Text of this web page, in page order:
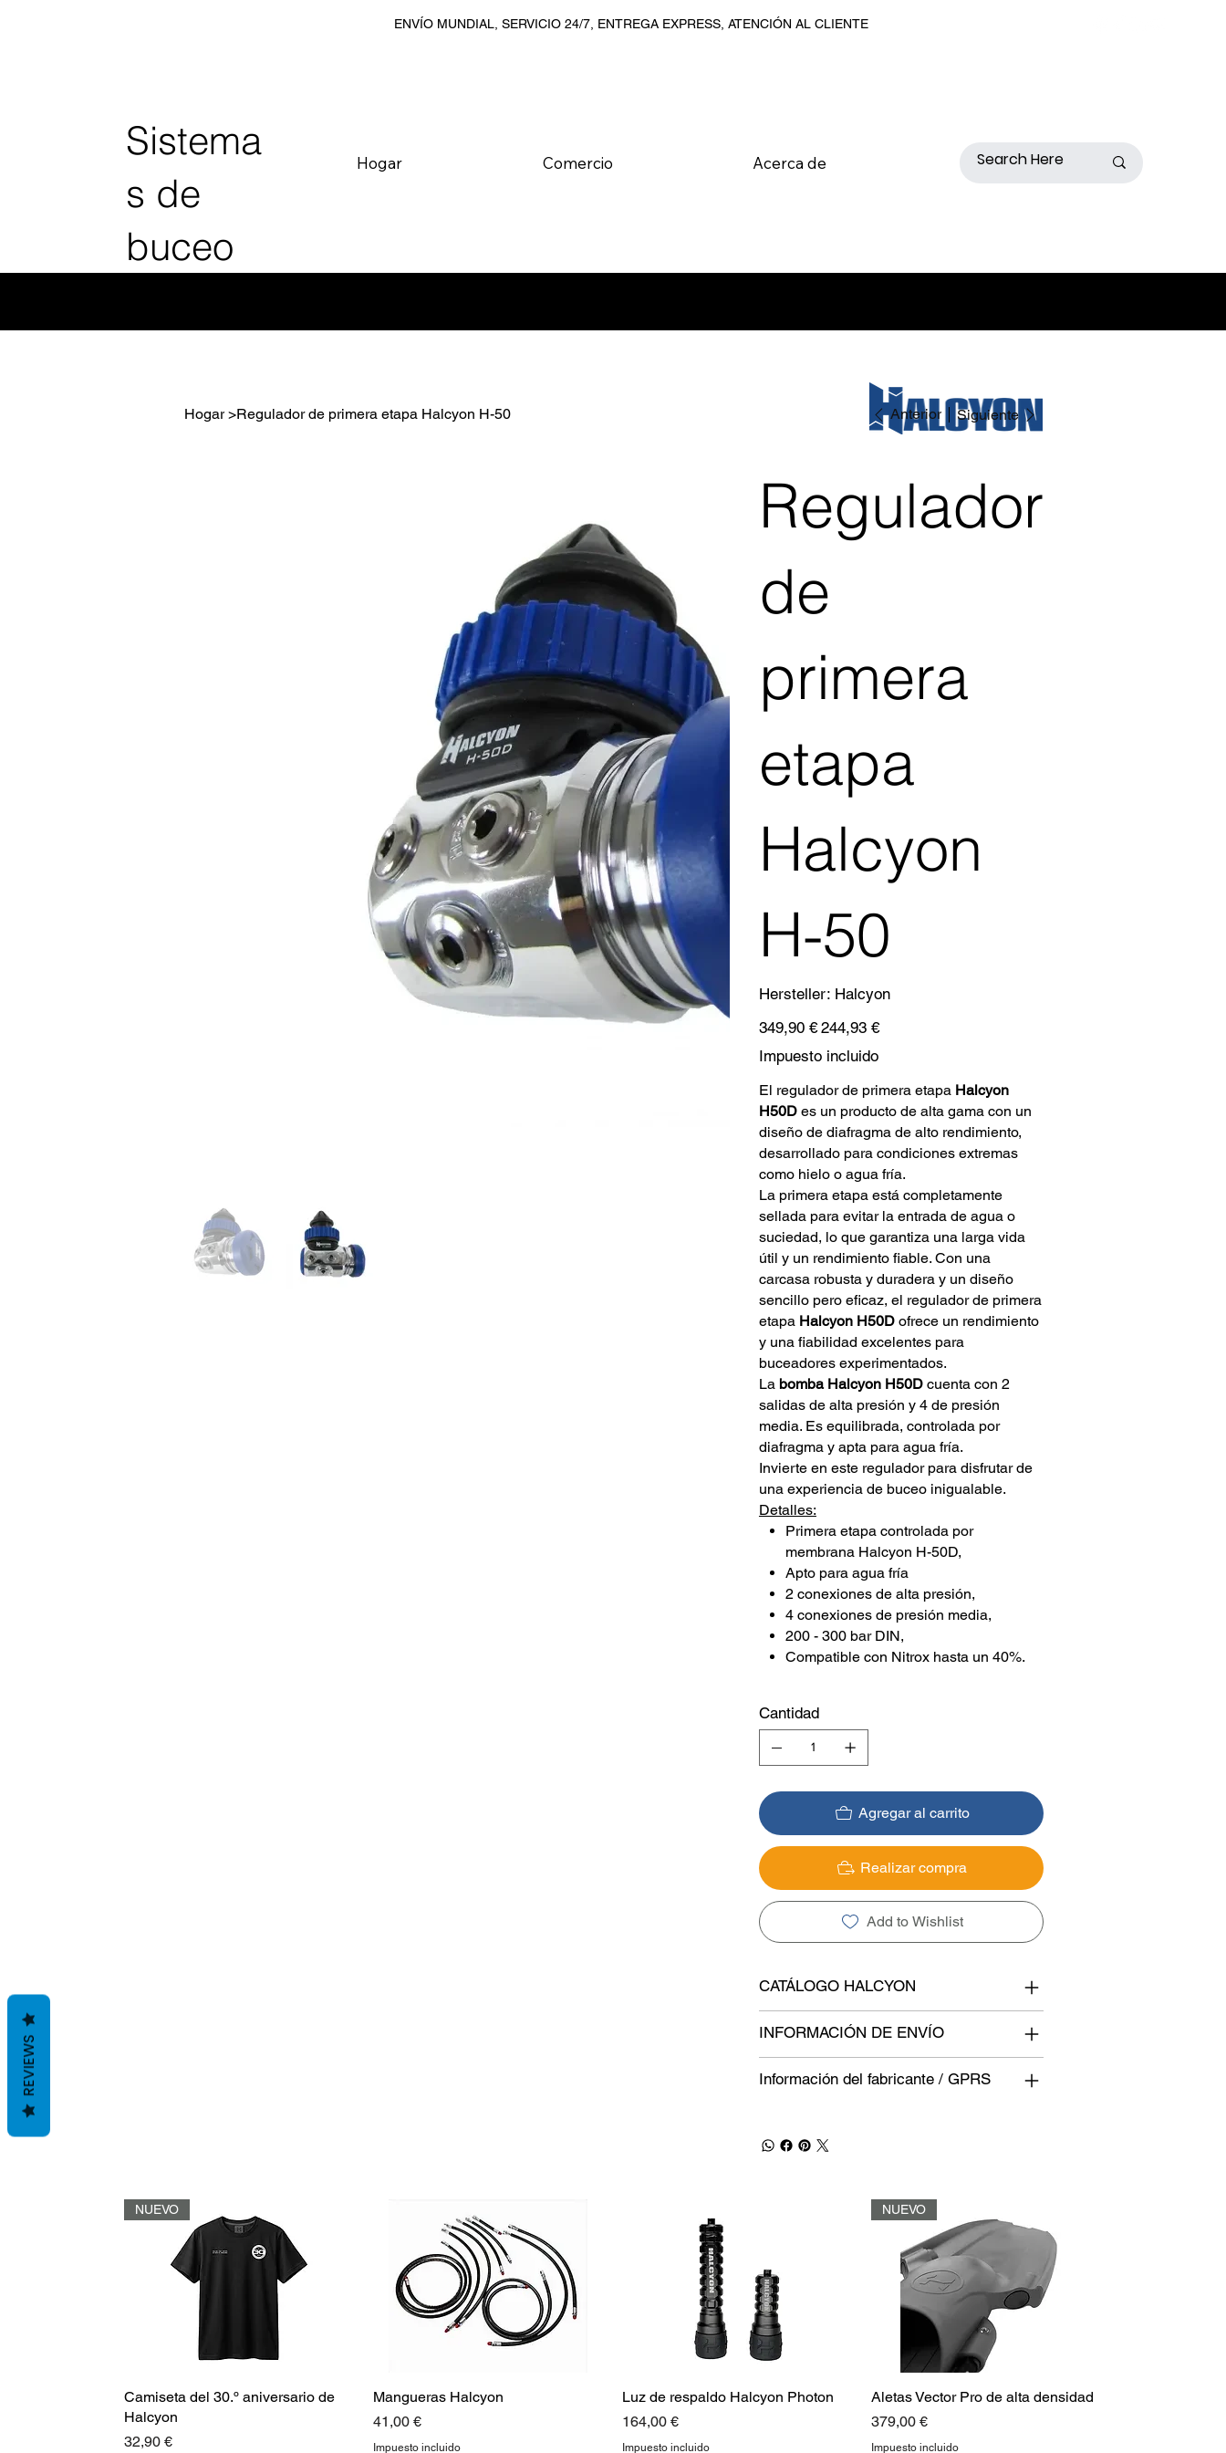
ENVÍO MUNDIAL, SERVICIO 24/7, ENTREGA EXPRESS, ATENCIÓN AL CLIENTE
Sistema
s de
buceo
Hogar Comercio Acerca de
Hogar >Regulador de primera etapa Halcyon H-50 Anterior Siguiente
Regulador
de
primera
etapa
Halcyon
H-50
Hersteller: SKU
Halcyon
Halcyon
Precio
original
349,90 € Precio
de
244,93 €
Impuesto incluido
El regulador de primera etapa Halcyon
H50Des un producto de alta gama con un
diseño de diafragma de alto rendimiento,
desarrollado para condiciones extremas
como hielo o agua fría.
La primera etapa está completamente
sellada para evitar la entrada de agua o
suciedad, lo que garantiza una larga vida
útil y un rendimiento fiable. Con una
carcasa robusta y duradera y un diseño
sencillo pero eficaz, el regulador de primera
etapa Halcyon H50Dofrece un rendimiento
y una fiabilidad excelentes para
buceadores experimentados.
La bomba Halcyon H50Dcuenta con 2
salidas de alta presión y 4 de presión
media. Es equilibrada, controlada por
diafragma y apta para agua fría.
Invierte en este regulador para disfrutar de
una experiencia de buceo inigualable.
Detalles:
Primera etapa controlada por
membrana Halcyon H-50D,
Apto para agua fría
2 conexiones de alta presión,
4 conexiones de presión media,
200 - 300 bar DIN,
Compatible con Nitrox hasta un 40%.
Cantidad
Agregar al carrito
Realizar compra
Add to Wishlist
CATÁLOGO HALCYON
INFORMACIÓN DE ENVÍO
Información del fabricante / GPRS
NUEVO
Camiseta del 30.º aniversario de
Halcyon
Precio
32,90 €
Mangueras Halcyon
Precio
41,00 €
Impuesto incluido
Luz de respaldo Halcyon Photon
Precio
164,00 €
Impuesto incluido
NUEVO
Aletas Vector Pro de alta densidad
Precio
379,00 €
Impuesto incluido
REVIEWS